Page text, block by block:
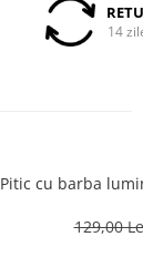
14
Pitic cu barba
129,00